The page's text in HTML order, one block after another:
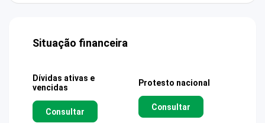
Situação financeira
Dívidas ativas e
vencidas
Consultar
Protesto nacional
Consultar